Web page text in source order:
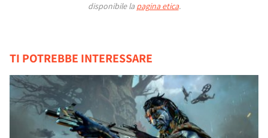
disponibile la pagina etica.
TI POTREBBE INTERESSARE